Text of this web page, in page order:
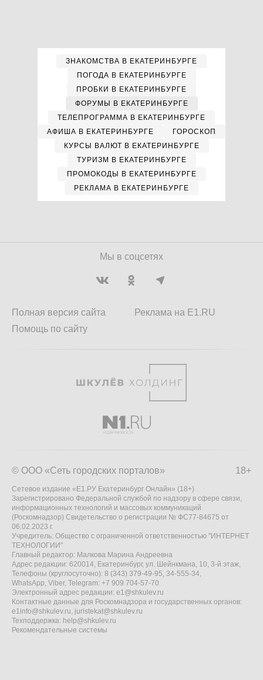
ЗНАКОМСТВА В ЕКАТЕРИНБУРГЕ
ПОГОДА В ЕКАТЕРИНБУРГЕ
ПРОБКИ В ЕКАТЕРИНБУРГЕ
ФОРУМЫ В ЕКАТЕРИНБУРГЕ
ТЕЛЕПРОГРАММА В ЕКАТЕРИНБУРГЕ
АФИША В ЕКАТЕРИНБУРГЕ
ГОРОСКОП
КУРСЫ ВАЛЮТ В ЕКАТЕРИНБУРГЕ
ТУРИЗМ В ЕКАТЕРИНБУРГЕ
ПРОМОКОДЫ В ЕКАТЕРИНБУРГЕ
РЕКЛАМА В ЕКАТЕРИНБУРГЕ
Мы в соцсетях
Полная версия сайта
Помощь по сайту
Реклама на E1.RU
18+
© ООО «Сеть городских порталов»
Сетевое издание «Е1.РУ Екатеринбург Онлайн» (18+)
Зарегистрировано Федеральной службой по надзору в сфере связи,
информационных технологий и массовых коммуникаций
(Роскомнадзор) Свидетельство о регистрации № ФС77-84675 от
06.02.2023 г.
Учредитель: Общество с ограниченной ответственностью "ИНТЕРНЕТ
ТЕХНОЛОГИИ"
Главный редактор: Малкова Марина Андреевна
Адрес редакции: 620014, Екатеринбург, ул. Шейнкмана, 10, 3-й этаж,
Телефоны (круглосуточно): 8 (343) 379-49-95, 34-555-34,
WhatsApp, Viber, Telegram: +7 909 704-57-70
Электронный адрес редакции: e1@shkulev.ru
Контактные данные для Роскомнадзора и государственных органов:
e1info@shkulev.ru, juristekat@shkulev.ru
Техподдержка: help@shkulev.ru
Рекомендательные системы